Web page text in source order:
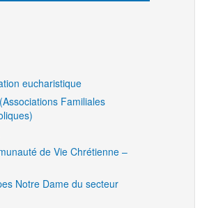
eucharistique
Familiales
de Vie Chrétienne –
Notre Dame du secteur